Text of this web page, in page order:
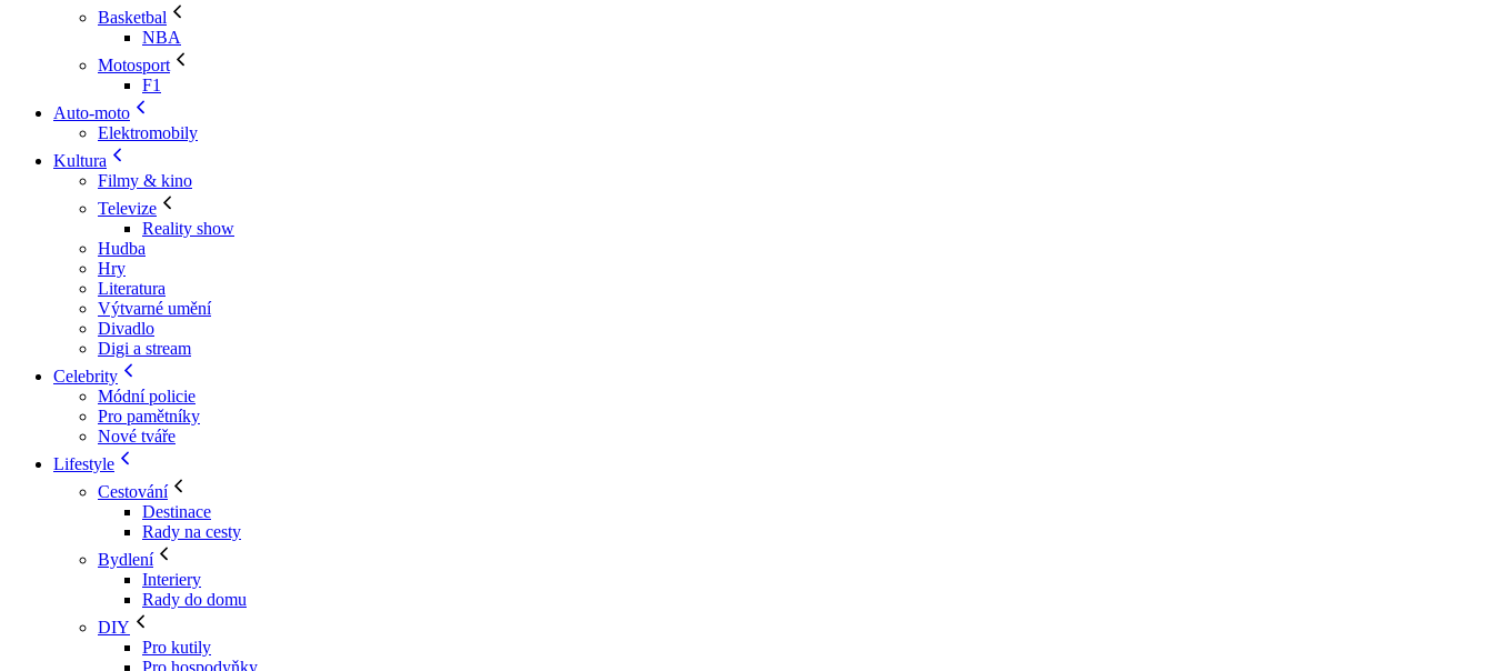
Basketbal
NBA
Motosport
F1
Auto-moto
Elektromobily
Kultura
Filmy & kino
Televize
Reality show
Hudba
Hry
Literatura
Výtvarné umění
Divadlo
Digi a stream
Celebrity
Módní policie
Pro pamětníky
Nové tváře
Lifestyle
Cestování
Destinace
Rady na cesty
Bydlení
Interiery
Rady do domu
DIY
Pro kutily
Pro hospodyňky